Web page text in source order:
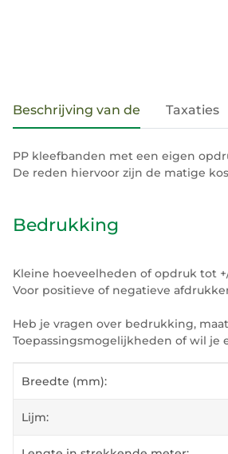
Beschrijving van de Taxaties
PP kleefbanden met een eigen
De reden hiervoor zijn de matige
Bedrukking
Kleine hoeveelheden of opdruk tot
Voor positieve of negatieve
Heb je vragen over bedrukking,
Toepassingsmogelijkheden of wil je
#productDetails.itemValue#
Breedte (mm):
Lijm: